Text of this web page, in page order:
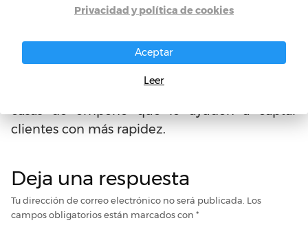
afluencia puede ser algo escasa por lo que se
debe estar atento a buenos elementos
casas de empeño que le ayuden a captar
clientes con más rapidez.
Deja una respuesta
Tu dirección de correo electrónico no será publicada. Los
campos obligatorios están marcados con *
Privacidad y política de cookies
Aceptar
Leer